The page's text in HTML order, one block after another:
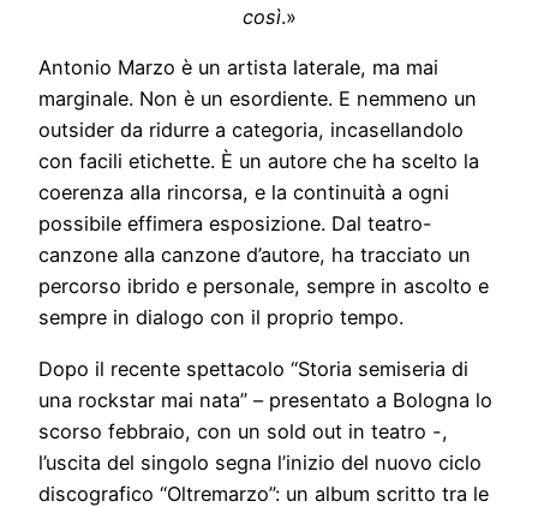
così.»
Antonio Marzo è un artista laterale, ma mai
marginale. Non è un esordiente. E nemmeno un
outsider da ridurre a categoria, incasellandolo
con facili etichette. È un autore che ha scelto la
coerenza alla rincorsa, e la continuità a ogni
possibile effimera esposizione. Dal teatro-
canzone alla canzone d’autore, ha tracciato un
percorso ibrido e personale, sempre in ascolto e
sempre in dialogo con il proprio tempo.
Dopo il recente spettacolo “Storia semiseria di
una rockstar mai nata” – presentato a Bologna lo
scorso febbraio, con un sold out in teatro -,
l’uscita del singolo segna l’inizio del nuovo ciclo
discografico “Oltremarzo”: un album scritto tra le